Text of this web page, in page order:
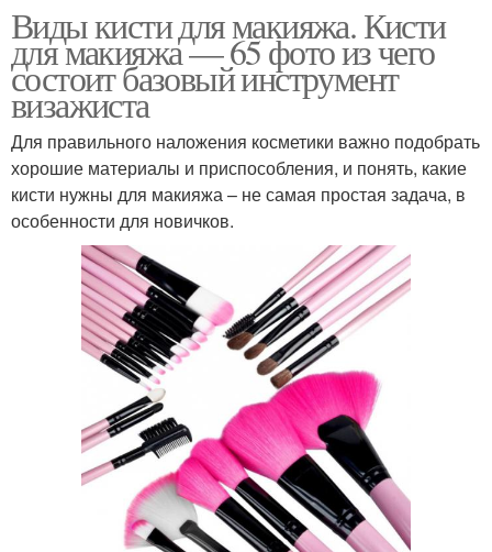
Виды кисти для макияжа. Кисти
для макияжа — 65 фото из чего
состоит базовый инструмент
визажиста
Для правильного наложения косметики важно подобрать
хорошие материалы и приспособления, и понять, какие
кисти нужны для макияжа – не самая простая задача, в
особенности для новичков.